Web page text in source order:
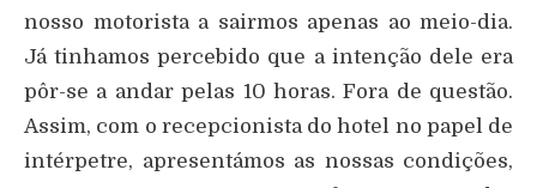
nosso motorista a sairmos apenas ao meio-dia.
Já tinhamos percebido que a intenção dele era
pôr-se a andar pelas 10 horas. Fora de questão.
Assim, com o recepcionista do hotel no papel de
intérpetre, apresentámos as nossas condições,